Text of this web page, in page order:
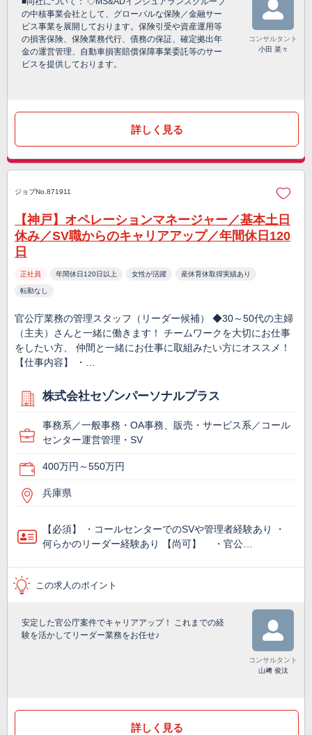
の中核事業会社として、グローバルな保険／金融サー
ビス事業を展開しております。保険引受や資産運用等
の損害保険、保険業務代行、債務の保証、確定拠出年
金の運営管理、自動車損害賠償保障事業委託等のサー
ビスを提供しております。
コンサルタント
小田 菜々
詳しく見る
ジョブNo.871911
【神戸】オペレーションマネージャー／基本土日
休み／SV職からのキャリアアップ／年間休日120
日
正社員 年間休日120日以上 女性が活躍 産休育休取得実績あり
転勤なし
官公庁業務の管理スタッフ（リーダー候補） ◆30～50代の主婦
（主夫）さんと一緒に働きます！ チームワークを大切にお仕事
をしたい方、 仲間と一緒にお仕事に取組みたい方にオススメ！
【仕事内容】 ・…
株式会社セゾンパーソナルプラス
事務系／一般事務・OA事務、販売・サービス系／コール
センター運営管理・SV
400万円～550万円
兵庫県
【必須】 ・コールセンターでのSVや管理者経験あり ・
何らかのリーダー経験あり 【尚可】 ・官公…
この求人のポイント
安定した官公庁案件でキャリアアップ！ これまでの経
験を活かしてリーダー業務をお任せ♪
コンサルタント
山﨑 俊汰
詳しく見る